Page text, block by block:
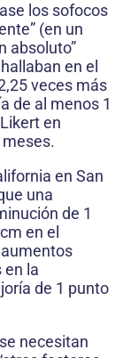
los sofocos
(en un
absoluto”
en el
veces más
de al menos 1
en
en San
una
de 1
en el
en la
de 1 punto
necesitan